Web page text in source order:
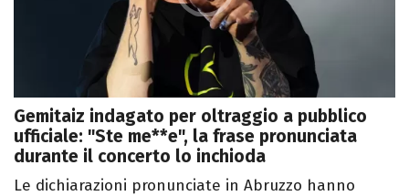
Gemitaiz indagato per oltraggio a pubblico
ufficiale: "Ste me**e", la frase pronunciata
durante il concerto lo inchioda
Le dichiarazioni pronunciate in Abruzzo hanno